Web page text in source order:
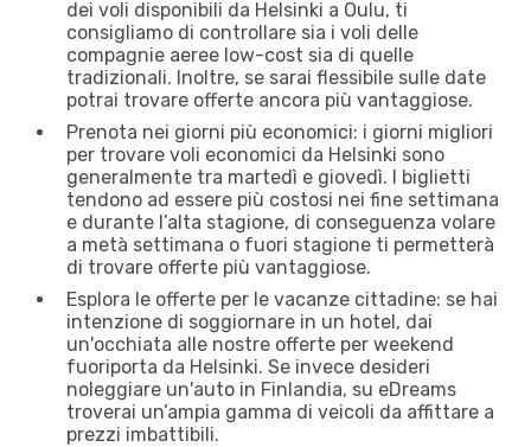
dei voli disponibili da Helsinki a Oulu, ti
consigliamo di controllare sia i voli delle
compagnie aeree low-cost sia di quelle
tradizionali. Inoltre, se sarai flessibile sulle date
potrai trovare offerte ancora più vantaggiose.
Prenota nei giorni più economici: i giorni migliori
per trovare voli economici da Helsinki sono
generalmente tra martedì e giovedì. I biglietti
tendono ad essere più costosi nei fine settimana
e durante l’alta stagione, di conseguenza volare
a metà settimana o fuori stagione ti permetterà
di trovare offerte più vantaggiose.
Esplora le offerte per le vacanze cittadine: se hai
intenzione di soggiornare in un hotel, dai
un'occhiata alle nostre offerte per weekend
fuoriporta da Helsinki. Se invece desideri
noleggiare un'auto in Finlandia, su eDreams
troverai un’ampia gamma di veicoli da affittare a
prezzi imbattibili.